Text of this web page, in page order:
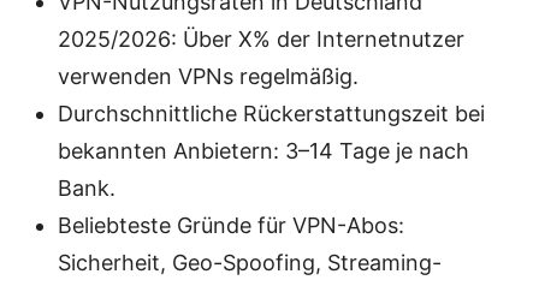
2025/2026: Über X% der Internetnutzer
verwenden VPNs regelmäßig.
Durchschnittliche Rückerstattungszeit bei
bekannten Anbietern: 3–14 Tage je nach
Bank.
Beliebteste Gründe für VPN-Abos:
Sicherheit, Geo-Spoofing, Streaming-